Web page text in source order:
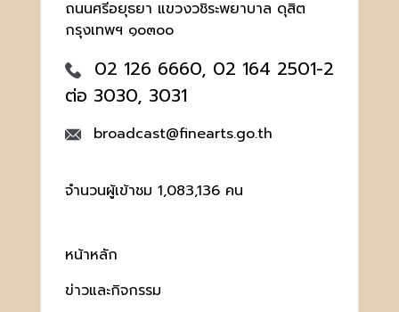
ถนนศรีอยุธยา แขวงวชิระพยาบาล ดุสิต
กรุงเทพฯ ๑๐๓๐๐
02 126 6660, 02 164 2501-2
ต่อ 3030, 3031
broadcast@finearts.go.th
จำนวนผู้เข้าชม 1,083,136 คน
หน้าหลัก
ข่าวและกิจกรรม